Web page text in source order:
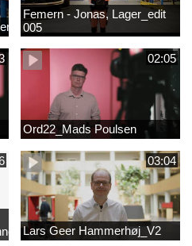
Femern - Jonas, Lager_edit
005
02:05
Ord22_Mads Poulsen
03:04
Lars Geer Hammerhøj_V2